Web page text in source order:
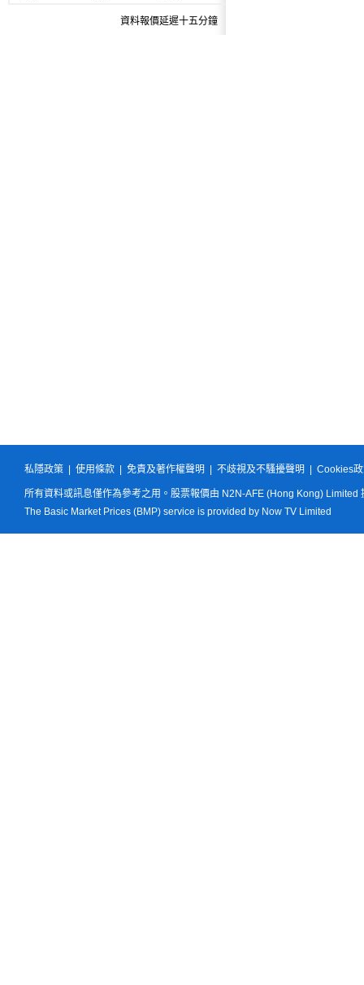
資料報價延遲十五分鐘
私隱政策 使用條款 免責及著作權聲明 不歧視及不騷擾聲明 Cookies
所有資料或訊息僅作為參考之用。股票報價由 N2N-AFE (Hong Kong) Limited
The Basic Market Prices (BMP) service is provided by Now TV Limited